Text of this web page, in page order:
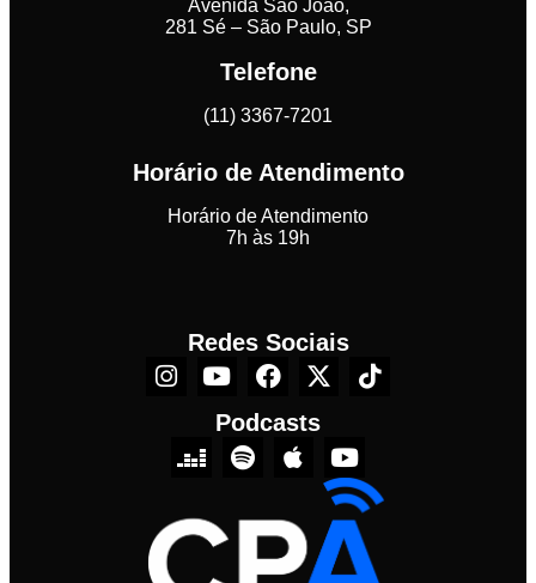
Avenida São João,
281 Sé – São Paulo, SP
Telefone
(11) 3367-7201
Horário de Atendimento
Horário de Atendimento
7h às 19h
Redes Sociais
Podcasts